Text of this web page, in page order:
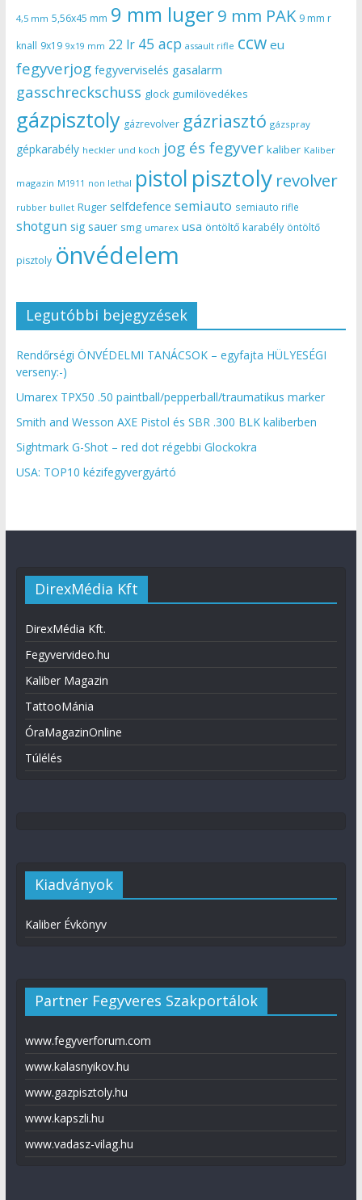
4,5 mm 5,56x45 mm 9 mm luger9 mm PAK 9 mm r
knall 9x19 9x19 mm 22 lr 45 acp assault rifle ccw eu
fegyverjog fegyverviselés gasalarm
gasschreckschuss glock gumilövedékes
gázpisztoly gázrevolver gázriasztó gázspray
gépkarabély heckler und koch jog és fegyver kaliber Kaliber
magazin M1911 non lethal pistol pisztoly revolver
rubber bullet Ruger selfdefence semiauto semiauto rifle
shotgun sig sauer smg umarex usa öntöltő karabély öntöltő
pisztoly önvédelem
Legutóbbi bejegyzések
Rendőrségi ÖNVÉDELMI TANÁCSOK – egyfajta HÜLYESÉGI
verseny:-)
Umarex TPX50 .50 paintball/pepperball/traumatikus marker
Smith and Wesson AXE Pistol és SBR .300 BLK kaliberben
Sightmark G-Shot – red dot régebbi Glockokra
USA: TOP10 kézifegyvergyártó
DirexMédia Kft
DirexMédia Kft.
Fegyvervideo.hu
Kaliber Magazin
TattooMánia
ÓraMagazinOnline
Túlélés
Kiadványok
Kaliber Évkönyv
Partner Fegyveres Szakportálok
www.fegyverforum.com
www.kalasnyikov.hu
www.gazpisztoly.hu
www.kapszli.hu
www.vadasz-vilag.hu